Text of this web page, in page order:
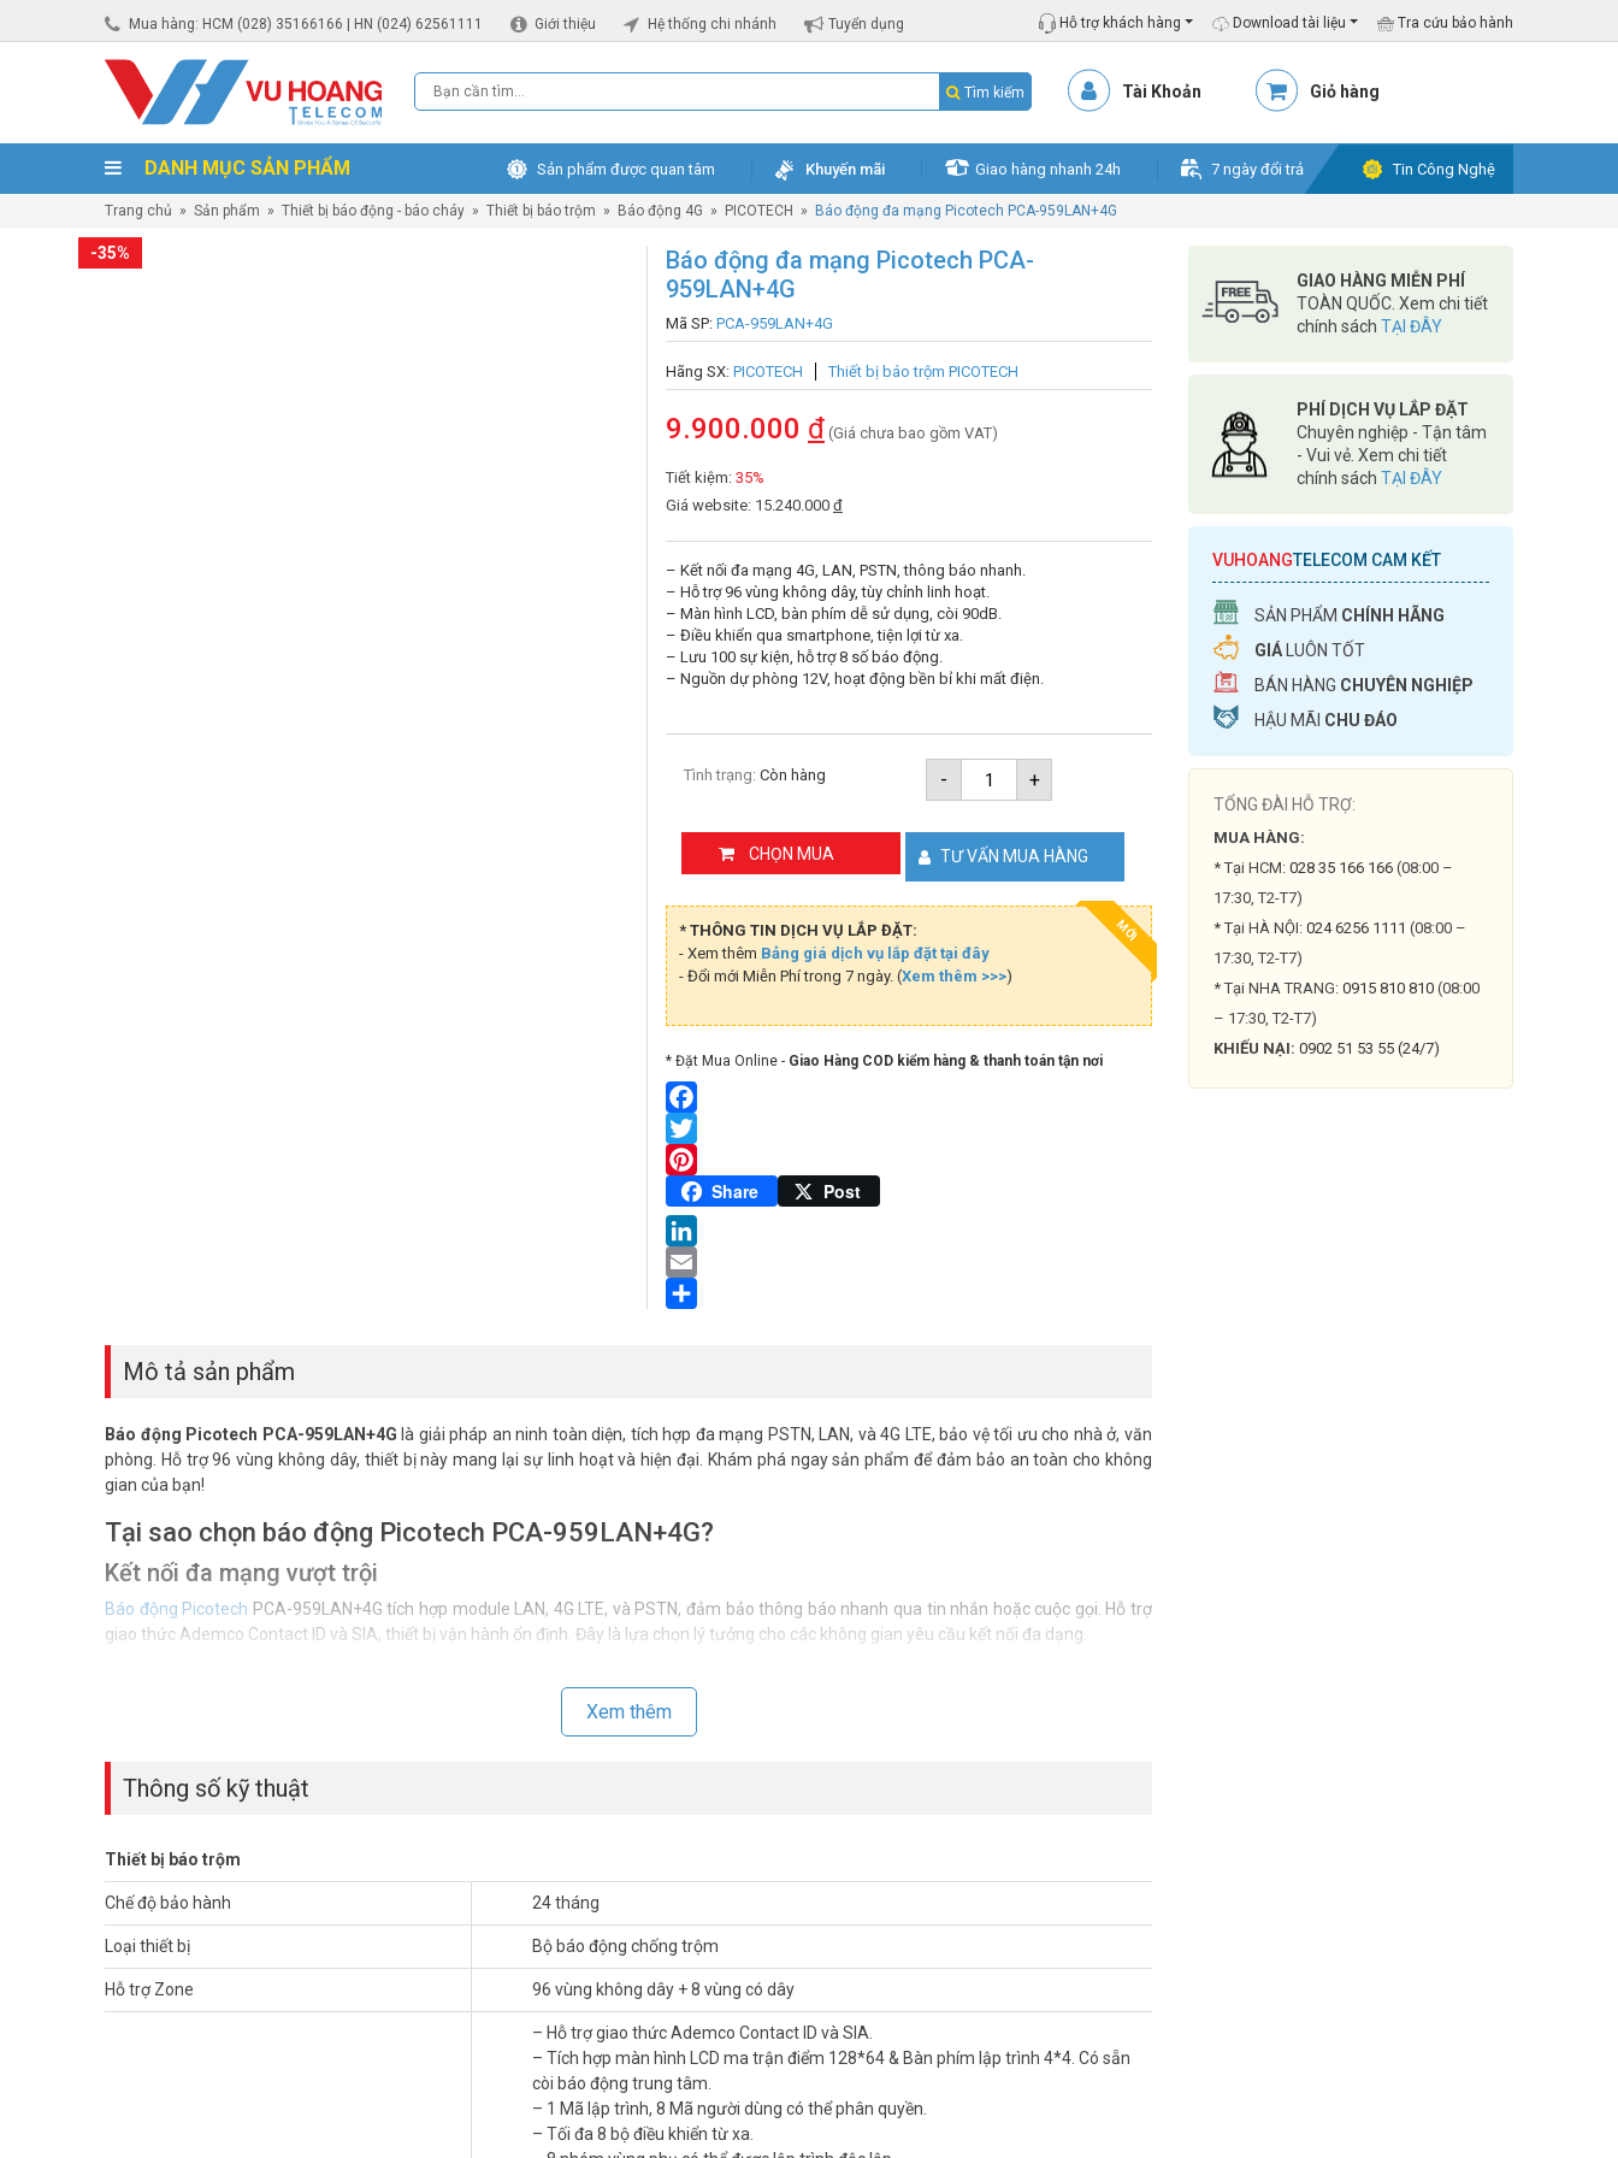
Mua hàng: HCM (028) 35166166 | HN (024) 62561111 Giới thiệu Hệ thống chi nhánh Tuyển dụng Hỗ trợ khách hàng Download tài liệu Tra cứu bảo hành
Tìm kiếm Tài Khoản Giỏ hàng
DANH MỤC SẢN PHẨM Sản phẩm được quan tâm Khuyến mãi Giao hàng nhanh 24h 7 ngày đổi trả Tin Công Nghệ
Trang chủ » Sản phẩm » Thiết bị báo động - báo cháy » Thiết bị báo trộm » Báo động 4G » PICOTECH » Báo động đa mạng Picotech PCA-959LAN+4G
-35%
Báo động đa mạng Picotech PCA-
959LAN+4G
Mã SP: PCA-959LAN+4G
Hãng SX: PICOTECH Thiết bị báo trộm PICOTECH
9.900.000 đ (Giá chưa bao gồm VAT)
Tiết kiệm: 35%
Giá website: 15.240.000 đ
– Kết nối đa mạng 4G, LAN, PSTN, thông báo nhanh.
– Hỗ trợ 96 vùng không dây, tùy chỉnh linh hoạt.
– Màn hình LCD, bàn phím dễ sử dụng, còi 90dB.
– Điều khiển qua smartphone, tiện lợi từ xa.
– Lưu 100 sự kiện, hỗ trợ 8 số báo động.
– Nguồn dự phòng 12V, hoạt động bền bỉ khi mất điện.
-
Báo
động
đa
Picotech
PCA-
959LAN+4G
số
+
Tình trạng: Còn hàng
CHỌN MUA TƯ VẤN MUA HÀNG
MỚI
* THÔNG TIN DỊCH VỤ LẮP ĐẶT:
- Xem thêm Bảng giá dịch vụ lắp đặt tại đây
- Đổi mới Miễn Phí trong 7 ngày. (Xem thêm >>>)
* Đặt Mua Online - Giao Hàng COD kiểm hàng & thanh toán tận nơi
Facebook
Twitter
Pinterest
Share Post
LinkedIn
Email
Mô tả sản phẩm
Báo động Picotech PCA-959LAN+4G là giải pháp an ninh toàn diện, tích hợp đa mạng PSTN, LAN, và 4G LTE, bảo vệ tối ưu cho nhà ở, văn
phòng. Hỗ trợ 96 vùng không dây, thiết bị này mang lại sự linh hoạt và hiện đại. Khám phá ngay sản phẩm để đảm bảo an toàn cho không
gian của bạn!
Tại sao chọn báo động Picotech PCA-959LAN+4G?
Kết nối đa mạng vượt trội
Báo động Picotech PCA-959LAN+4G tích hợp module LAN, 4G LTE, và PSTN, đảm bảo thông báo nhanh qua tin nhắn hoặc cuộc gọi. Hỗ trợ
giao thức Ademco Contact ID và SIA, thiết bị vận hành ổn định. Đây là lựa chọn lý tưởng cho các không gian yêu cầu kết nối đa dạng.
Xem thêm
Thông số kỹ thuật
Thiết bị báo trộm
Chế độ bảo hành 24 tháng
Loại thiết bị Bộ báo động chống trộm
Hỗ trợ Zone 96 vùng không dây + 8 vùng có dây
– Hỗ trợ giao thức Ademco Contact ID và SIA.
– Tích hợp màn hình LCD ma trận điểm 128*64 & Bàn phím lập trình 4*4. Có sẵn
còi báo động trung tâm.
– 1 Mã lập trình, 8 Mã người dùng có thể phân quyền.
– Tối đa 8 bộ điều khiển từ xa.
GIAO HÀNG MIỄN PHÍ
TOÀN QUỐC. Xem chi tiết
chính sách TẠI ĐÂY
PHÍ DỊCH VỤ LẮP ĐẶT
Chuyên nghiệp - Tận tâm
- Vui vẻ. Xem chi tiết
chính sách TẠI ĐÂY
VUHOANGTELECOM CAM KẾT
SẢN PHẨM CHÍNH HÃNG
GIÁ LUÔN TỐT
BÁN HÀNG CHUYÊN NGHIỆP
HẬU MÃI CHU ĐÁO
TỔNG ĐÀI HỖ TRỢ:
MUA HÀNG:
* Tại HCM: 028 35 166 166 (08:00 –
17:30, T2-T7)
* Tại HÀ NỘI: 024 6256 1111 (08:00 –
17:30, T2-T7)
* Tại NHA TRANG: 0915 810 810 (08:00
– 17:30, T2-T7)
KHIẾU NẠI: 0902 51 53 55 (24/7)